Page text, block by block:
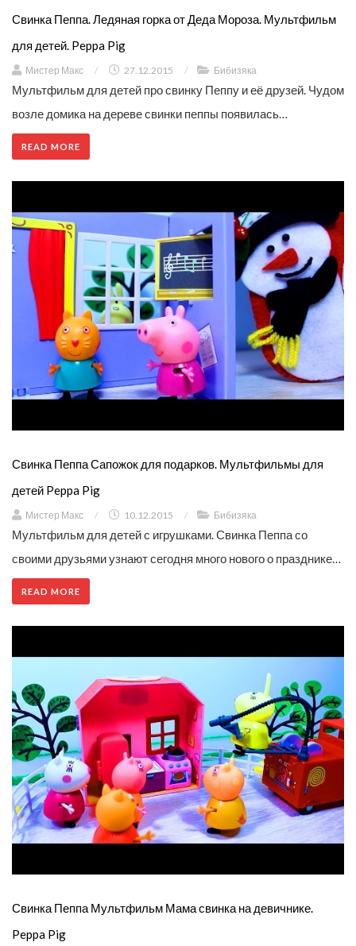
Свинка Пеппа. Ледяная горка от Деда Мороза. Мультфильм
для детей. Peppa Pig
Мистер Макс / 27.12.2015 / Бибизяка
Мультфильм для детей про свинку Пеппу и её друзей. Чудом
возле домика на дереве свинки пеппы появилась…
READ MORE
Свинка Пеппа Сапожок для подарков. Мультфильмы для
детей Peppa Pig
Мистер Макс / 10.12.2015 / Бибизяка
Мультфильм для детей с игрушками. Свинка Пеппа со
своими друзьями узнают сегодня много нового о празднике…
READ MORE
Свинка Пеппа Мультфильм Мама свинка на девичнике.
Peppa Pig